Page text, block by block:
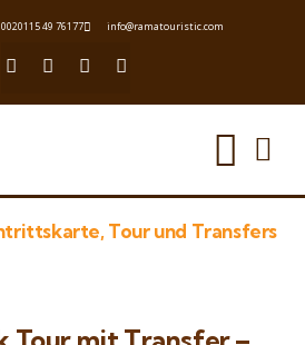
49 76177 info@ramatouristic.com
Tour und Transfers